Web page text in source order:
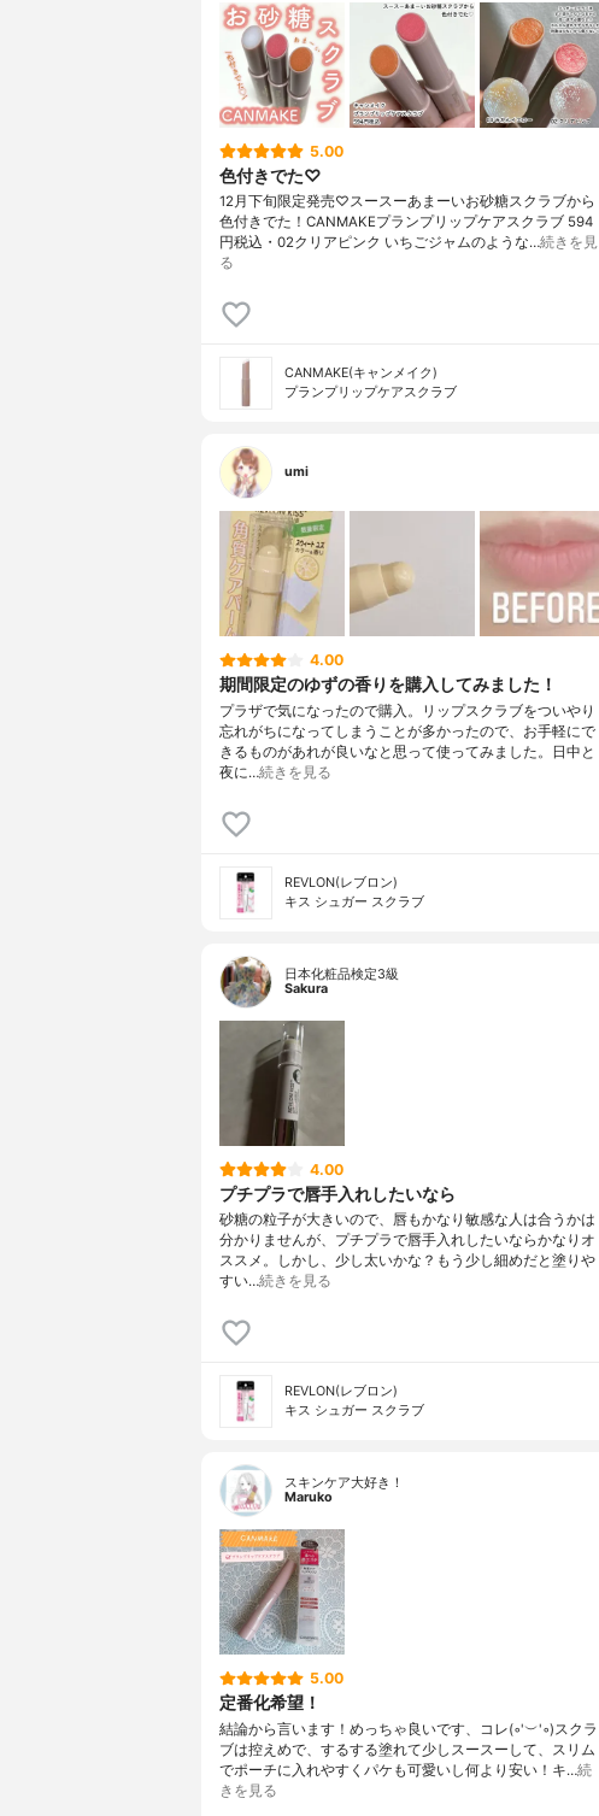
5.00
色付きでた♡
12月下旬限定発売♡スースーあまーいお砂糖スクラブから
色付きでた！CANMAKEプランプリップケアスクラブ 594
円税込・02クリアピンク いちごジャムのような…続きを見
る
CANMAKE(キャンメイク)
プランプリップケアスクラブ
umi
4.00
期間限定のゆずの香りを購入してみました！
プラザで気になったので購入。リップスクラブをついやり
忘れがちになってしまうことが多かったので、お手軽にで
きるものがあれが良いなと思って使ってみました。日中と
夜に…続きを見る
REVLON(レブロン)
キス シュガー スクラブ
日本化粧品検定3級
Sakura
4.00
プチプラで唇手入れしたいなら
砂糖の粒子が大きいので、唇もかなり敏感な人は合うかは
分かりませんが、プチプラで唇手入れしたいならかなりオ
ススメ。しかし、少し太いかな？もう少し細めだと塗りや
すい…続きを見る
REVLON(レブロン)
キス シュガー スクラブ
スキンケア大好き！
Maruko
5.00
定番化希望！
結論から言います！めっちゃ良いです、コレ(◦'︶'◦)スクラ
ブは控えめで、するする塗れて少しスースーして、スリム
でポーチに入れやすくパケも可愛いし何より安い！キ…続
きを見る